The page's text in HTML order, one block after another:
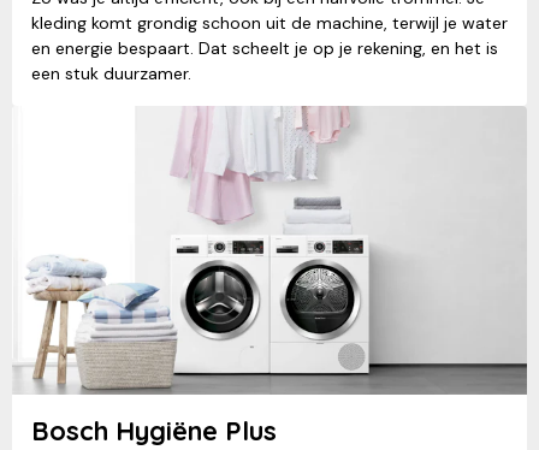
kleding komt grondig schoon uit de machine, terwijl je water
en energie bespaart. Dat scheelt je op je rekening, en het is
een stuk duurzamer.
Bosch Hygiëne Plus